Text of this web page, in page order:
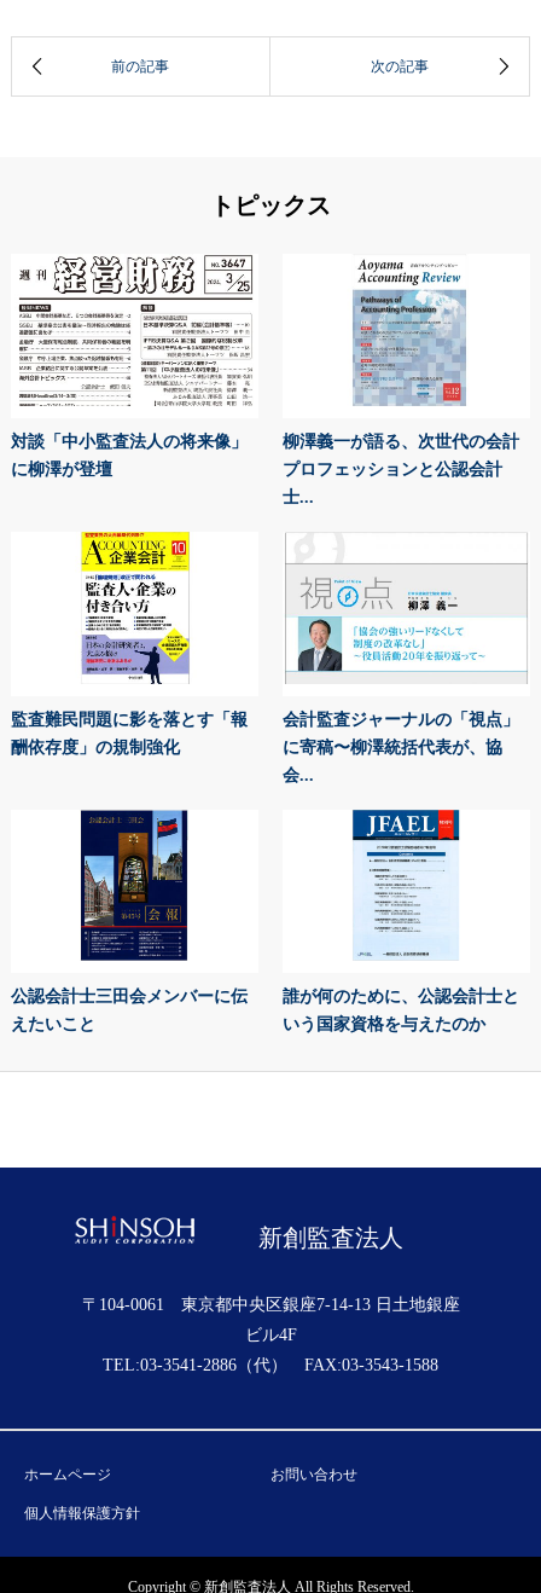
トピックス
対談「中小監査法人の将来像」
に柳澤が登壇
柳澤義一が語る、次世代の会計
プロフェッションと公認会計
士...
監査難民問題に影を落とす「報
酬依存度」の規制強化
会計監査ジャーナルの「視点」
に寄稿〜柳澤統括代表が、協
会...
公認会計士三田会メンバーに伝
えたいこと
誰が何のために、公認会計士と
いう国家資格を与えたのか
新創監査法人
〒104-0061 東京都中央区銀座7-14-13 日土地銀座
ビル4F
TEL:03-3541-2886（代） FAX:03-3543-1588
ホームページ お問い合わせ
個人情報保護方針
Copyright © 新創監査法人 All Rights Reserved.